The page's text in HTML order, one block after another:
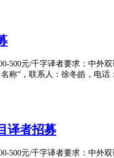
500元/千字译者要求：中
称”，联系人：徐冬皓，电话
译者招募
500元/千字译者要求：中